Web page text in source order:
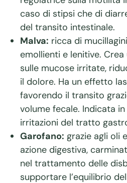
caso di stipsi che di
del transito intestinale.
Malva: ricca di
emollienti e lenitive.
sulle mucose irritate,
il dolore. Ha un effetto
favorendo il transito
volume fecale. Indicata
irritazioni del tratto
Garofano: grazie agli oli
azione digestiva,
nel trattamento delle
supportare l’equilibrio